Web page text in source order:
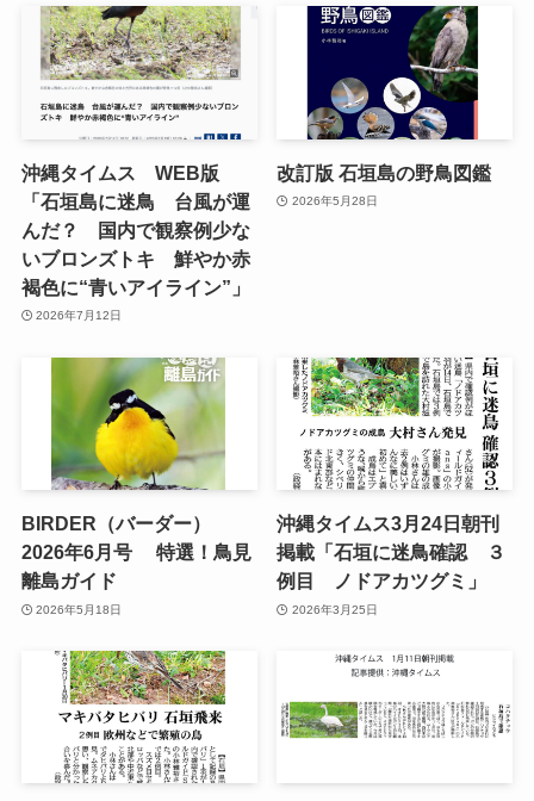
沖縄タイムス WEB版
「石垣島に迷鳥 台風が運
んだ？ 国内で観察例少な
いブロンズトキ 鮮やか赤
褐色に“青いアイライン”」
2026年7月12日
改訂版 石垣島の野鳥図鑑
2026年5月28日
BIRDER（バーダー）
2026年6月号 特選！鳥見
離島ガイド
2026年5月18日
沖縄タイムス3月24日朝刊
掲載「石垣に迷鳥確認 ３
例目 ノドアカツグミ」
2026年3月25日